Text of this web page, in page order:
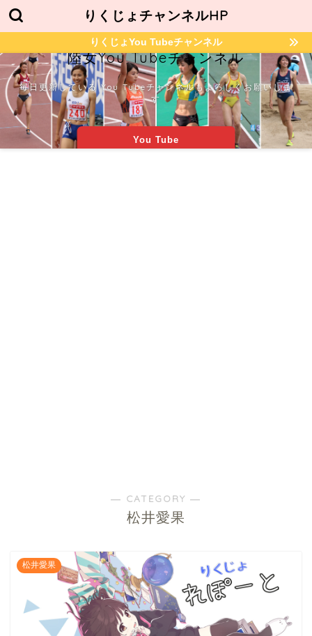
りくじょチャンネルHP
りくじょYou Tubeチャンネル
陸女You Tubeチャンネル
毎日更新している You Tubeチャンネルもよろしくお願いしま
す
You Tube
― CATEGORY ―
松井愛果
松井愛果